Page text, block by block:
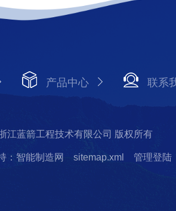
产品中心 联系
江蓝箭工程技术有限公司 版权所有
：智能制造网 sitemap.xml 管理登陆